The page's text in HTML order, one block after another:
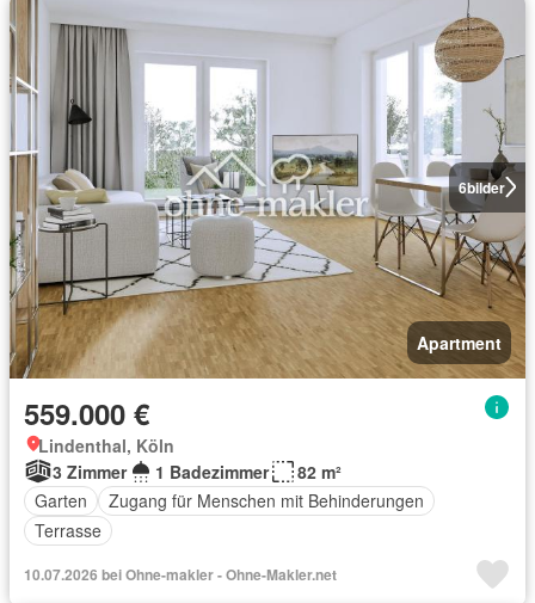
6bilder
Apartment
559.000 €
Lindenthal, Köln
3 Zimmer
1 Badezimmer
82 m²
Garten
Zugang für Menschen mit Behinderungen
Terrasse
10.07.2026 bei Ohne-makler - Ohne-Makler.net